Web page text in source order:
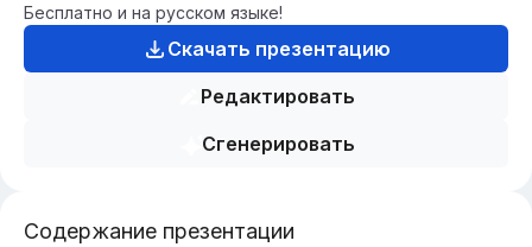
Бесплатно и на русском языке!
Скачать презентацию
Редактировать
Сгенерировать
Содержание презентации